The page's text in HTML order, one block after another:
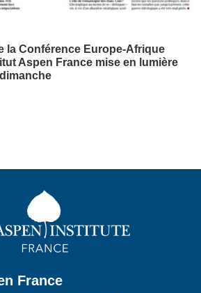
la Conférence Europe-Afrique
Aspen France mise en lumière
France